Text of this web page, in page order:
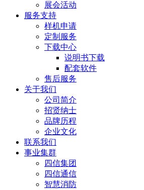
展会活动
服务支持
样机申请
定制服务
下载中心
说明书下载
配套软件
售后服务
关于我们
公司简介
招贤纳士
品牌历程
企业文化
联系我们
事业集群
四信集团
四信通信
智慧消防